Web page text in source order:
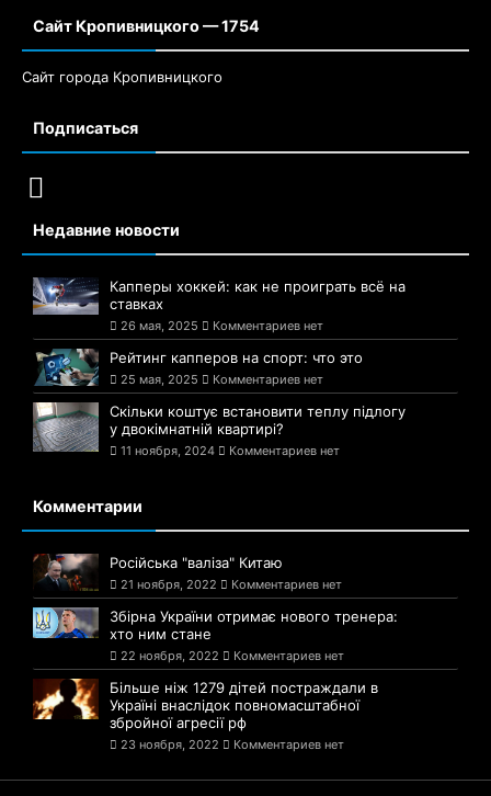
Сайт Кропивницкого — 1754
Сайт города Кропивницкого
Подписаться
Недавние новости
Капперы хоккей: как не проиграть всё на
ставках
26 мая, 2025 Комментариев нет
Рейтинг капперов на спорт: что это
25 мая, 2025 Комментариев нет
Скільки коштує встановити теплу підлогу
у двокімнатній квартирі?
11 ноября, 2024 Комментариев нет
Комментарии
Російська "валіза" Китаю
21 ноября, 2022 Комментариев нет
Збірна України отримає нового тренера:
хто ним стане
22 ноября, 2022 Комментариев нет
Більше ніж 1279 дітей постраждали в
Україні внаслідок повномасштабної
збройної агресії рф
23 ноября, 2022 Комментариев нет